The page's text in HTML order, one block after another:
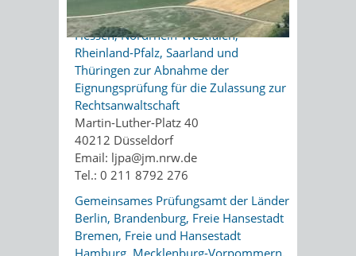
Gemeinsames Prüfungsamt der Länder
Hessen, Nordrhein-Westfalen,
Rheinland-Pfalz, Saarland und
Thüringen zur Abnahme der
Eignungsprüfung für die Zulassung zur
Rechtsanwaltschaft
Martin-Luther-Platz 40
40212 Düsseldorf
Email: ljpa@jm.nrw.de
Tel.: 0 211 8792 276
Gemeinsames Prüfungsamt der Länder
Berlin, Brandenburg, Freie Hansestadt
Bremen, Freie und Hansestadt
Hamburg, Mecklenburg-Vorpommern,